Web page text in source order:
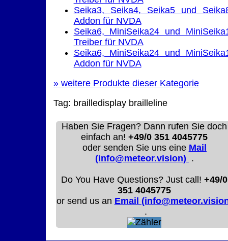
Seika3, Seika4, Seika5 und
Addon für NVDA
Seika6, MiniSeika24 und
Treiber für NVDA
Seika6, MiniSeika24 und
Addon für NVDA
»weitere Produkte dieser Kategorie
Tag: brailledisplaybrailleline
Haben Sie Fragen? Dann rufen Sie doch
einfach an!+49/0 351 4045775
oder senden Sie uns eine Mail
(info@meteor.vision) .
Do You Have Questions? Just call!+49/0
351 4045775
or send us an Email
.